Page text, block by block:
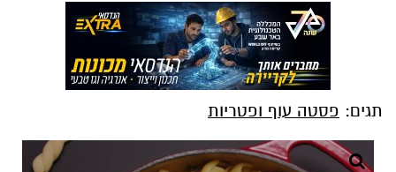
תגים: פסטה עוף ופטריות